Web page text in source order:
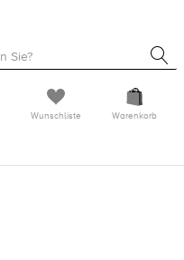
Wunschliste Warenkorb